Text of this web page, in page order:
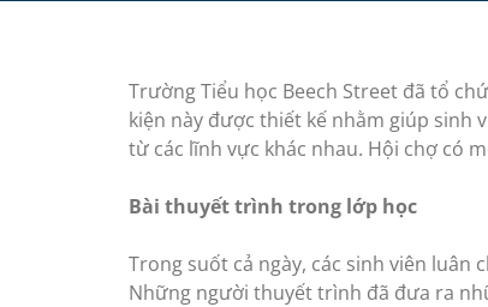
Trường Tiểu học Beech Street đã tổ
kiện này được thiết kế nhằm giúp sinh
từ các lĩnh vực khác nhau. Hội chợ có
Bài thuyết trình trong lớp học
Trong suốt cả ngày, các sinh viên luân
Những người thuyết trình đã đưa ra